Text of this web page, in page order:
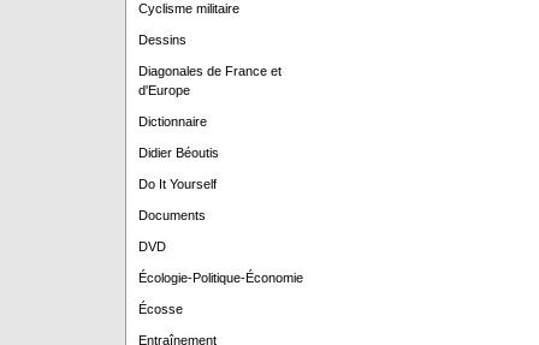
Cyclisme militaire
Dessins
Diagonales de France et
d'Europe
Dictionnaire
Didier Béoutis
Do It Yourself
Documents
DVD
Écologie-Politique-Économie
Écosse
Entraînement